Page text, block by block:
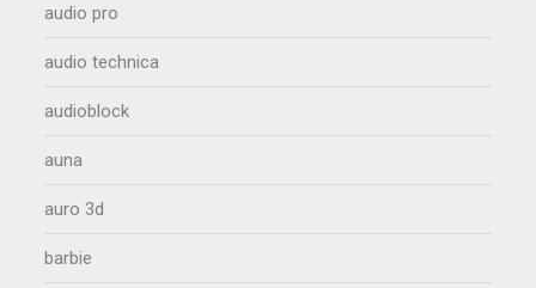
audio pro
audio technica
audioblock
auna
auro 3d
barbie